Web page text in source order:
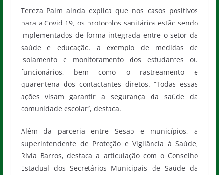
Tereza Paim ainda explica que nos casos positivos
para a Covid-19, os protocolos sanitários estão sendo
implementados de forma integrada entre o setor da
saúde e educação, a exemplo de medidas de
isolamento e monitoramento dos estudantes ou
funcionários, bem como o rastreamento e
quarentena dos contactantes diretos. “Todas essas
ações visam garantir a segurança da saúde da
comunidade escolar”, destaca.
Além da parceria entre Sesab e municípios, a
superintendente de Proteção e Vigilância à Saúde,
Rívia Barros, destaca a articulação com o Conselho
Estadual dos Secretários Municipais de Saúde da